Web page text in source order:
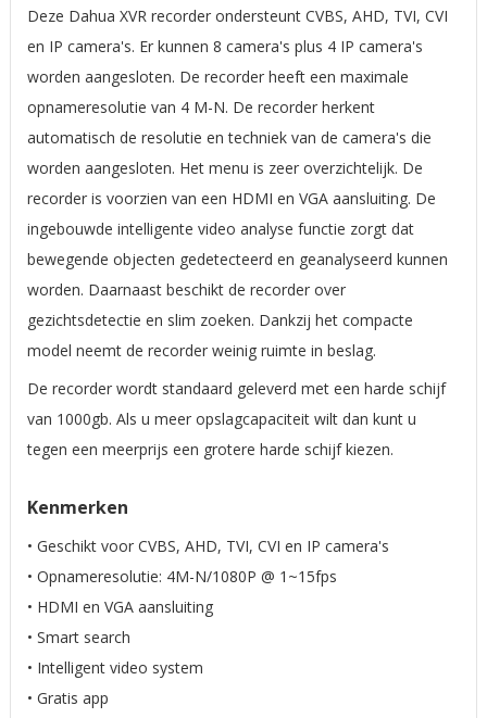
Deze Dahua XVR recorder ondersteunt CVBS, AHD, TVI, CVI
en IP camera's. Er kunnen 8 camera's plus 4 IP camera's
worden aangesloten. De recorder heeft een maximale
opnameresolutie van 4 M-N. De recorder herkent
automatisch de resolutie en techniek van de camera's die
worden aangesloten. Het menu is zeer overzichtelijk. De
recorder is voorzien van een HDMI en VGA aansluiting. De
ingebouwde intelligente video analyse functie zorgt dat
bewegende objecten gedetecteerd en geanalyseerd kunnen
worden. Daarnaast beschikt de recorder over
gezichtsdetectie en slim zoeken. Dankzij het compacte
model neemt de recorder weinig ruimte in beslag.
De recorder wordt standaard geleverd met een harde schijf
van 1000gb. Als u meer opslagcapaciteit wilt dan kunt u
tegen een meerprijs een grotere harde schijf kiezen.
Kenmerken
• Geschikt voor CVBS, AHD, TVI, CVI en IP camera's
• Opnameresolutie: 4M-N/1080P @ 1~15fps
• HDMI en VGA aansluiting
• Smart search
• Intelligent video system
• Gratis app